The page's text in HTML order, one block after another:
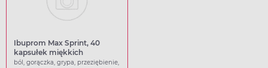
Ibuprom Max Sprint, 40
kapsułek miękkich
ból, gorączka, grypa, przeziębienie,